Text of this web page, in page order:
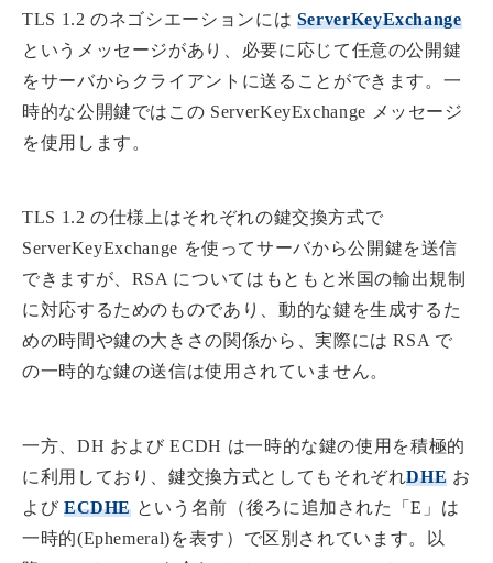
TLS 1.2 のネゴシエーションには ServerKeyExchange
というメッセージがあり、必要に応じて任意の公開鍵
をサーバからクライアントに送ることができます。一
時的な公開鍵ではこの ServerKeyExchange メッセージ
を使用します。
TLS 1.2 の仕様上はそれぞれの鍵交換方式で
ServerKeyExchange を使ってサーバから公開鍵を送信
できますが、RSA についてはもともと米国の輸出規制
に対応するためのものであり、動的な鍵を生成するた
めの時間や鍵の大きさの関係から、実際には RSA で
の一時的な鍵の送信は使用されていません。
一方、DH および ECDH は一時的な鍵の使用を積極的
に利用しており、鍵交換方式としてもそれぞれDHE お
よび ECDHE という名前（後ろに追加された「E」は
一時的(Ephemeral)を表す）で区別されています。以